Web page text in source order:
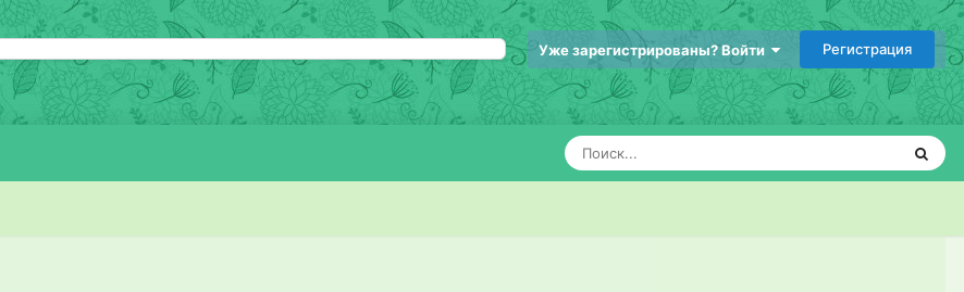
Уже зарегистрированы? Войти Регистрация